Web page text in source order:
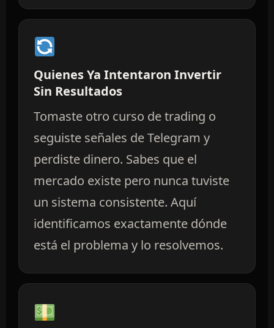
Quienes Ya Intentaron Invertir
Sin Resultados
Tomaste otro curso de trading o
seguiste señales de Telegram y
perdiste dinero. Sabes que el
mercado existe pero nunca tuviste
un sistema consistente. Aquí
identificamos exactamente dónde
está el problema y lo resolvemos.